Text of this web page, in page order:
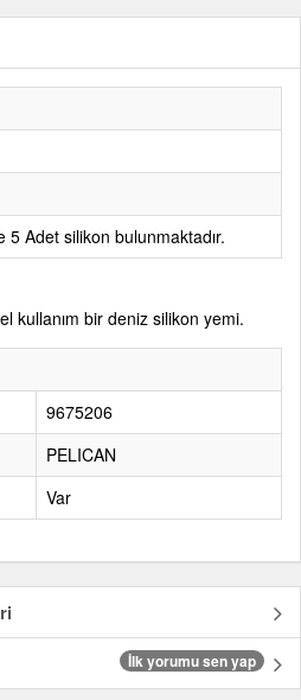
5 Adet silikon bulunmaktadır.
kullanım bir deniz silikon yemi.
9675206
PELICAN
Var
İlk yorumu sen yap